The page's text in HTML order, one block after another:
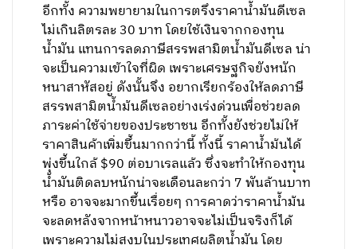
อีกทั้ง ความพยายามในการตรึงราคาน้ำมันดีเซล
ไม่เกินลิตรละ 30 บาท โดยใช้เงินจากกองทุน
น้ำมัน แทนการลดภาษีสรรพสามิตน้ำมันดีเซล น่า
จะเป็นความเข้าใจที่ผิด เพราะเศรษฐกิจยังหนัก
หนาสาหัสอยู่ ดังนั้นจึง อยากเรียกร้องให้ลดภาษี
สรรพสามิตน้ำม้นดีเซลอย่างเร่งด่วนเพื่อช่วยลด
ภาระค่าใช้จ่ายของประชาชน อีกทั้งยังช่วยไม่ให้
ราคาสินค้าเพิ่มขึ้นมากกว่านี้ ทั้งนี้ ราคาน้ำม้นได้
พุ่งขึ้นใกล้ $90 ต่อบาเรลแล้ว ซึ่งจะทำให้กองทุน
น้ำมันติดลบหนักน่าจะเดือนละกว่า 7 พันล้านบาท
หรือ อาจจะมากขึ้นเรื่อยๆ การคาดว่าราคาน้ำม้น
จะลดหลังจากหน้าหนาวอาจจะไม่เป็นจริงก็ได้
เพราะความไม่สงบในประเทศผลิตน้ำมัน โดย